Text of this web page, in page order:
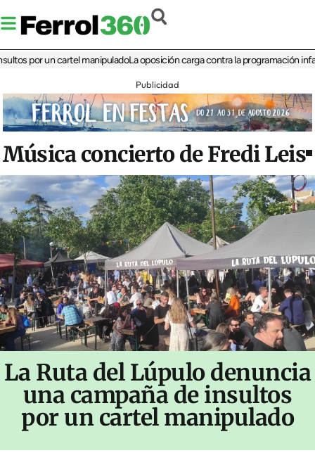
un cartel manipuladoLa oposición carga contra la programación infantil de
Publicidad
Música concierto de Fredi Leis
La Ruta del Lúpulo denuncia
una campaña de insultos
por un cartel manipulado